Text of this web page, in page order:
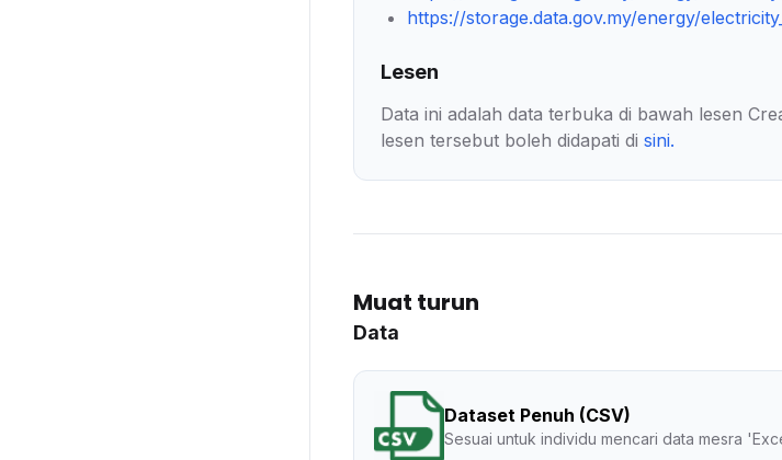
https://storage.data.gov.my/energy/
Lesen
Data ini adalah data terbuka di bawah lesen
lesen tersebut boleh didapati di sini.
Muat turun
Data
Dataset Penuh (CSV)
Sesuai untuk individu mencari data mesra